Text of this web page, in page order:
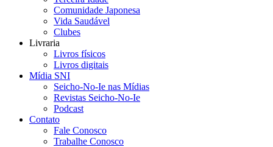
Comunidade Japonesa
Vida Saudável
Clubes
Livraria
Livros físicos
Livros digitais
Mídia SNI
Seicho-No-Ie nas Mídias
Revistas Seicho-No-Ie
Podcast
Contato
Fale Conosco
Trabalhe Conosco